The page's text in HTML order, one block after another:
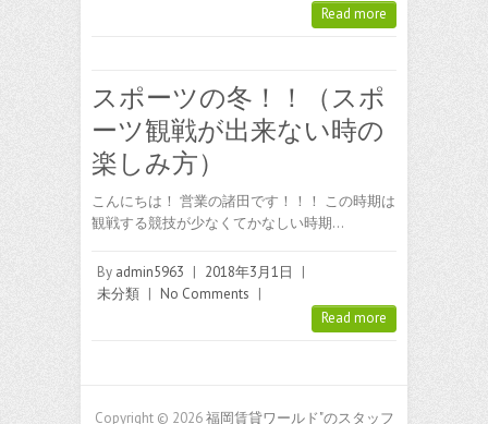
Read more
スポーツの冬！！（スポ
ーツ観戦が出来ない時の
楽しみ方）
こんにちは！ 営業の諸田です！！！ この時期は
観戦する競技が少なくてかなしい時期…
By admin5963 | 2018年3月1日
|
未分類 | No Comments |
Read more
Copyright © 2026福岡賃貸ワールド"のスタッフ